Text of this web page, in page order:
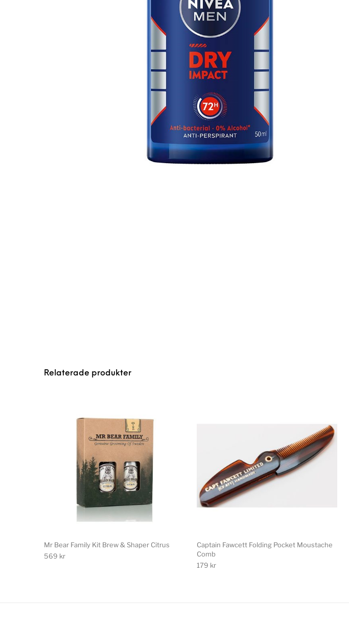
Relaterade produkter
Mr Bear Family Kit Brew & Shaper Citrus
569 kr
Captain Fawcett Folding Pocket Moustache
Comb
179 kr